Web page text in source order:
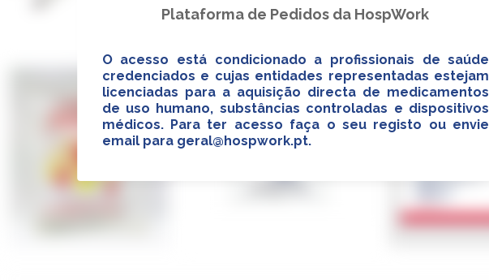
Plataforma de Pedidos da HospWork
O acesso está condicionado a profissionais de saúde
credenciados e cujas entidades representadas estejam
licenciadas para a aquisição directa de medicamentos
de uso humano, substâncias controladas e dispositivos
médicos. Para ter acesso faça o seu registo ou envie
email para geral@hospwork.pt.